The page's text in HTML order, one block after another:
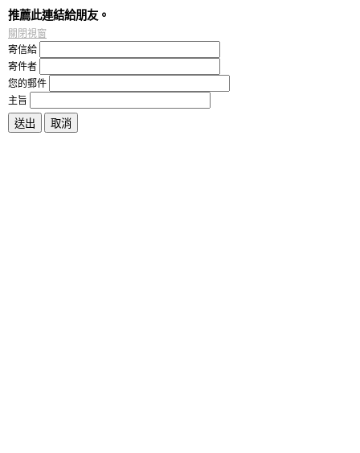
推薦此連結給朋友。
關閉視窗
寄信給
寄件者
您的郵件
主旨
送出 取消